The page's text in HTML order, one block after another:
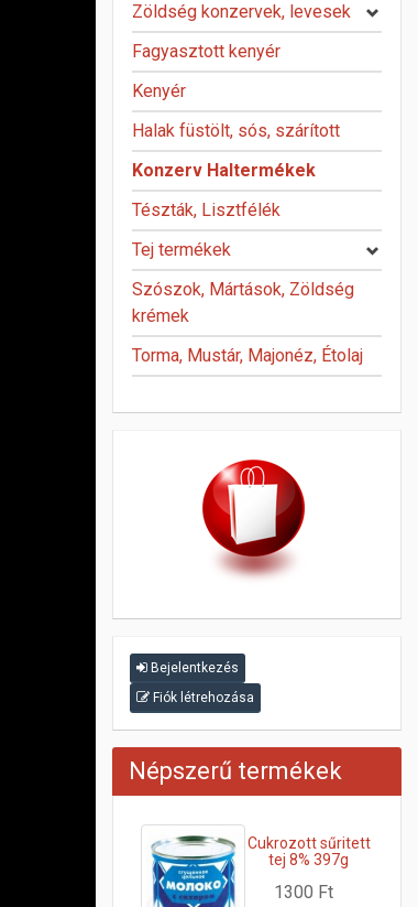
Zöldség konzervek, levesek
Fagyasztott kenyér
Kenyér
Halak füstölt, sós, szárított
Konzerv Haltermékek
Tészták, Lisztfélék
Tej termékek
Szószok, Mártások, Zöldség
krémek
Torma, Mustár, Majonéz, Étolaj
Bejelentkezés
Fiók létrehozása
Népszerű termékek
Cukrozott sűritett
tej 8% 397g
1300 Ft